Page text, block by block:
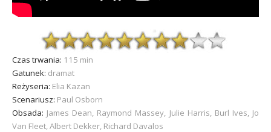
Czas trwania: 115 min
Gatunek: dramat
Reżyseria: Elia Kazan
Scenariusz: Paul Osborn
Obsada: James Dean, Raymond Massey, Julie Harris, Burl Ives, Jo
Van Fleet, Albert Dekker, Richard Davalos